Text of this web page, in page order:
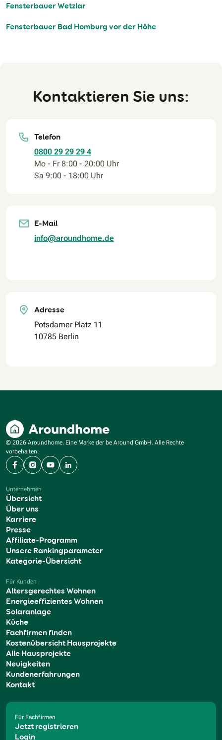
Fensterbauer Wetzlar
Fensterbauer Bad Homburg vor der Höhe
Kontaktieren Sie uns:
Telefon
0800 29 29 29 4
Mo - Fr 8:00 - 20:00 Uhr
Sa 9:00 - 18:00 Uhr
E-Mail
info@aroundhome.de
Adresse
Potsdamer Platz 11
10785 Berlin
© 2026 Aroundhome. Eine Marke der be Around GmbH. Alle Rechte
vorbehalten.
FacebookInstagram
YouTubeLinkedIn
Unternehmen
Übersicht
Über uns
Karriere
Presse
Affiliate-Programm
Unsere Rankingparameter
Kategorie-Übersicht
Für Kunden
Altersgerechtes Wohnen
Energieeffizientes Wohnen
Solaranlage
Küche
Fachfirmen finden
Kostenübersicht Hausprojekte
Alle Hausprojekte
Neuigkeiten
Kundenerfahrungen
Kontakt
Für Fachfirmen
Jetzt registrieren
Login